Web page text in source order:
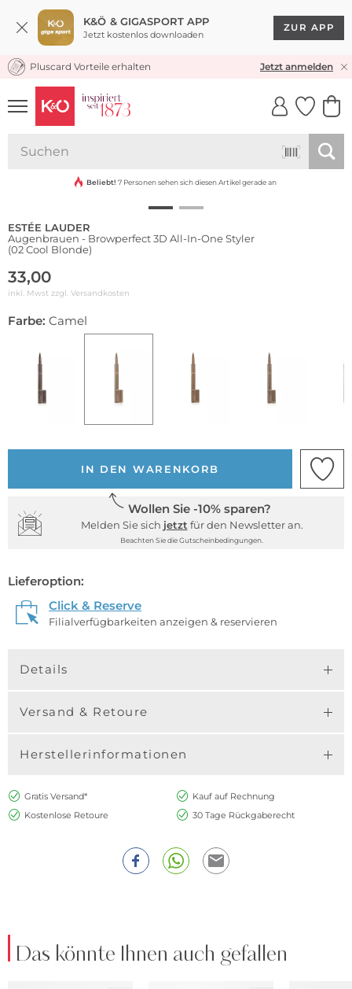
K&Ö & GIGASPORT APP
Jetzt kostenlos downloaden
ZUR APP
KOSTENLOSER VERSAND* & RÜCKVERSAND
Pluscard Vorteile erhalten Jetzt anmelden
UNSERE APP
CLICK &
Wasserfest
Beliebt! 7 Personen sehen sich diesen Artikel gerade an
ESTÉE LAUDER
Augenbrauen - Browperfect 3D All-In-One Styler
(02 Cool Blonde)
33,00
inkl. Mwst zzgl. Versandkosten
Farbe: Camel
IN DEN WARENKORB
Wollen Sie -10% sparen?
Melden Sie sich jetzt für den Newsletter an.
Beachten Sie die Gutscheinbedingungen.
Lieferoption:
Click & Reserve
Filialverfügbarkeiten anzeigen & reservieren
Details
Versand & Retoure
Herstellerinformationen
Gratis Versand*
Kauf auf Rechnung
Kostenlose Retoure
30 Tage Rückgaberecht
Das könnte Ihnen auch gefallen